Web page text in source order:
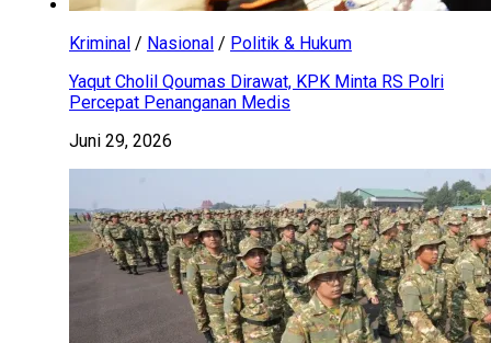
Kriminal / Nasional / Politik & Hukum
Yaqut Cholil Qoumas Dirawat, KPK Minta RS Polri
Percepat Penanganan Medis
Juni 29, 2026